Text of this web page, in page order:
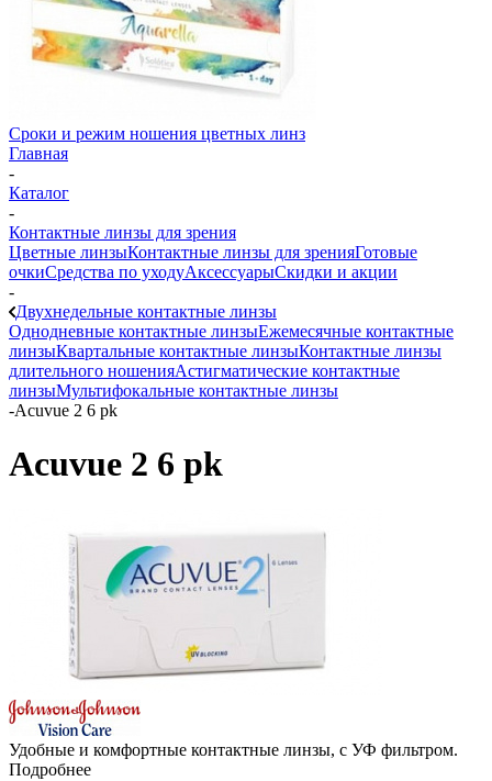
Сроки и режим ношения цветных линз
Главная
-
Каталог
-
Контактные линзы для зрения
Цветные линзыКонтактные линзы для зренияГотовые
очкиСредства по уходуАксессуарыСкидки и акции
-
Двухнедельные контактные линзы
Однодневные контактные линзыЕжемесячные контактные
линзыКвартальные контактные линзыКонтактные линзы
длительного ношенияАстигматические контактные
линзыМультифокальные контактные линзы
-Acuvue 2 6 pk
Acuvue 2 6 pk
Удобные и комфортные контактные линзы, с УФ фильтром.
Подробнее